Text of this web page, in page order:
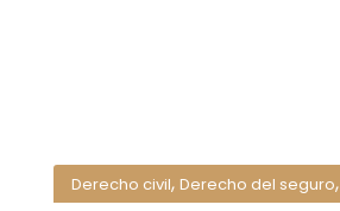
Derecho civil, Derecho del seguro,